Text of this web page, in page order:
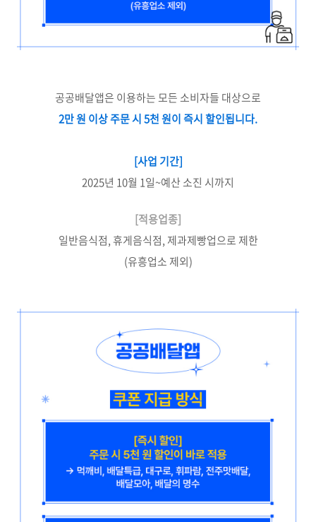
공공배달앱은 이용하는 모든 소비자들 대상으로
2만 원 이상 주문 시 5천 원이 즉시 할인됩니다.
[사업 기간]
2025년 10월 1일~예산 소진 시까지
[적용업종]
일반음식점, 휴게음식점, 제과제빵업으로 제한
(유흥업소 제외)